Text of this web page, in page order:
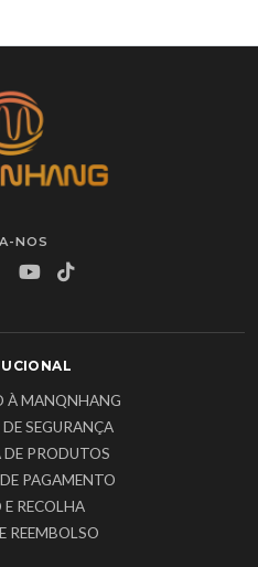
NOS
À MANQNHANG
SEGURANÇA
PRODUTOS
PAGAMENTO
RECOLHA
REEMBOLSO